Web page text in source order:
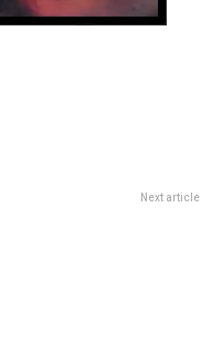
Next article